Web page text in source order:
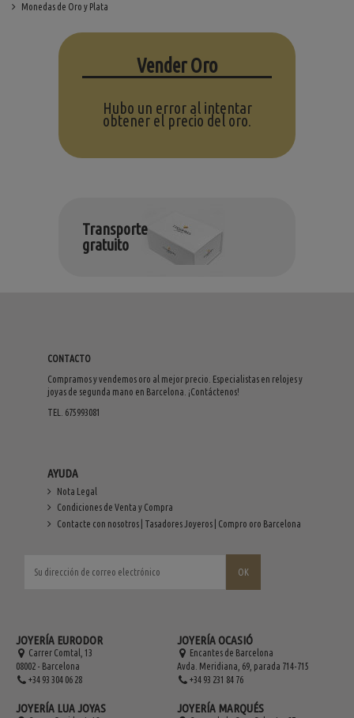
Monedas de Oro y Plata
Vender Oro
Hubo un error al intentar
obtener el precio del oro.
Transporte
gratuito
CONTACTO
Compramos y vendemos oro al mejor precio. Especialistas en relojes y
joyas de segunda mano en Barcelona. ¡Contáctenos!
TEL. 675993081
AYUDA
Nota Legal
Condiciones de Venta y Compra
Contacte con nosotros | Tasadores Joyeros | Compro oro Barcelona
JOYERÍA EURODOR
Carrer Comtal, 13
08002 - Barcelona
+34 93 304 06 28
JOYERÍA LUA JOYAS
JOYERÍA OCASIÓ
Encantes de Barcelona
Avda. Meridiana, 69, parada 714-715
+34 93 231 84 76
JOYERÍA MARQUÉS